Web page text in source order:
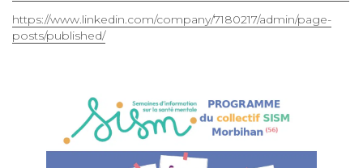
https://www.linkedin.com/company/7180217/admin/page-
posts/published/